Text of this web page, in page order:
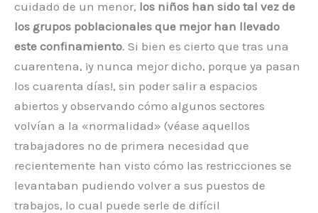
cuidado de un menor, los niños han sido tal vez de
los grupos poblacionales que mejor han llevado
este confinamiento. Si bien es cierto que tras una
cuarentena, ¡y nunca mejor dicho, porque ya pasan
los cuarenta días!, sin poder salir a espacios
abiertos y observando cómo algunos sectores
volvían a la «normalidad» (véase aquellos
trabajadores no de primera necesidad que
recientemente han visto cómo las restricciones se
levantaban pudiendo volver a sus puestos de
trabajos, lo cual puede serle de difícil